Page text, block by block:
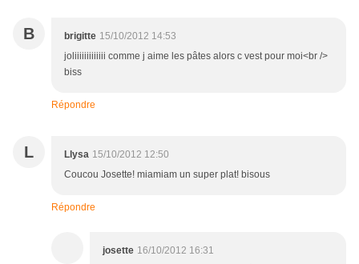
B brigitte 15/10/2012 14:53
joliiiiiiiiiiiii comme j aime les pâtes alors c vest pour moi<br />
biss
Répondre
L Llysa 15/10/2012 12:50
Coucou Josette! miamiam un super plat! bisous
Répondre
josette 16/10/2012 16:31